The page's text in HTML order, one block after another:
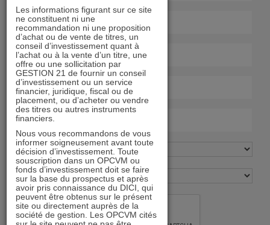
Les informations figurant sur ce site
ne constituent ni une
recommandation ni une proposition
d’achat ou de vente de titres, un
conseil d’investissement quant à
l’achat ou à la vente d’un titre, une
offre ou une sollicitation par
GESTION 21 de fournir un conseil
d’investissement ou un service
financier, juridique, fiscal ou de
placement, ou d’acheter ou vendre
des titres ou autres instruments
financiers.
Nous vous recommandons de vous
informer soigneusement avant toute
décision d’investissement. Toute
souscription dans un OPCVM ou
fonds d’investissement doit se faire
sur la base du prospectus et après
avoir pris connaissance du DICI, qui
peuvent être obtenus sur le présent
site ou directement auprès de la
société de gestion. Les OPCVM cités